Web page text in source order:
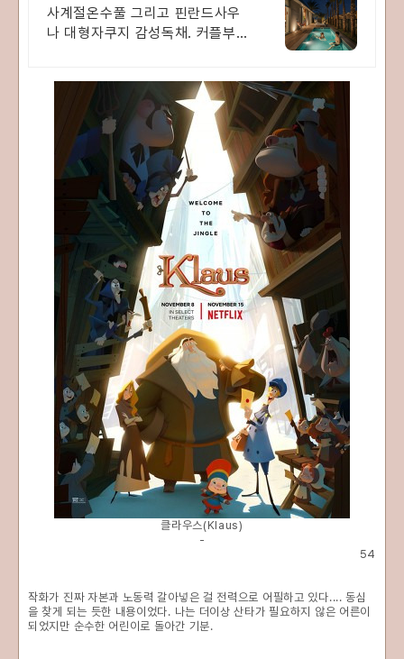
라 르세라핌도 다녀간 감성풀
빌라
사계절온수풀 그리고 핀란드사우
나 대형자쿠지 감성독채. 커플부
해녀마을 돌담길 속에서느끼는 온
클라우스(Klaus)
-
54
작화가 진짜 자본과 노동력 갈아넣은 걸 전력으로 어필하고 있다.... 동심
을 찾게 되는 듯한 내용이었다. 나는 더이상 산타가 필요하지 않은 어른이
되었지만 순수한 어린이로 돌아간 기분.